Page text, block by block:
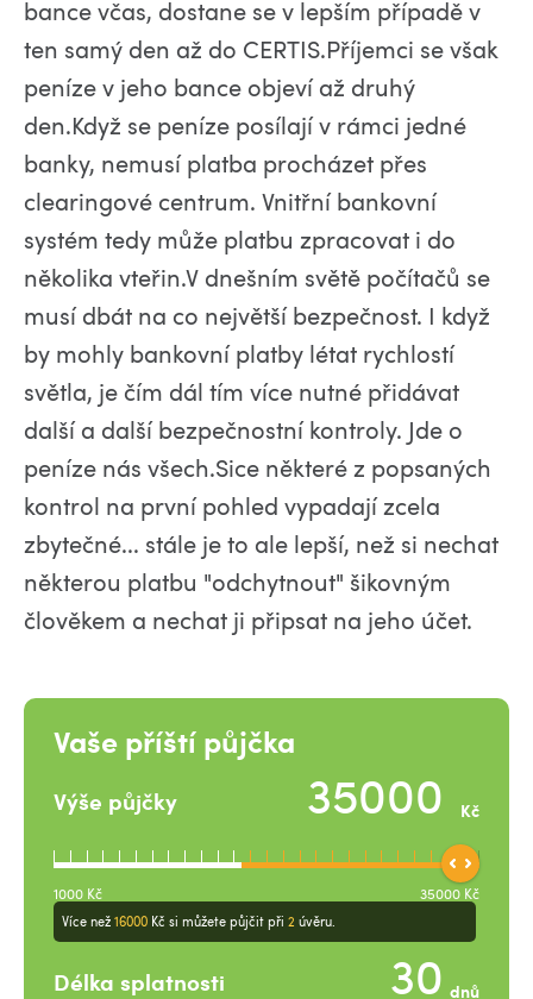
bance včas, dostane se v lepším případě v
ten samý den až do CERTIS.Příjemci se však
peníze v jeho bance objeví až druhý
den.Když se peníze posílají v rámci jedné
banky, nemusí platba procházet přes
clearingové centrum. Vnitřní bankovní
systém tedy může platbu zpracovat i do
několika vteřin.V dnešním světě počítačů se
musí dbát na co největší bezpečnost. I když
by mohly bankovní platby létat rychlostí
světla, je čím dál tím více nutné přidávat
další a další bezpečnostní kontroly. Jde o
peníze nás všech.Sice některé z popsaných
kontrol na první pohled vypadají zcela
zbytečné... stále je to ale lepší, než si nechat
některou platbu "odchytnout" šikovným
člověkem a nechat ji připsat na jeho účet.
Vaše příští půjčka
Výše půjčky Kč
1000 Kč 35000 Kč
Více než 16000 Kč si můžete půjčit při 2 úvěru.
Délka splatnosti dnů